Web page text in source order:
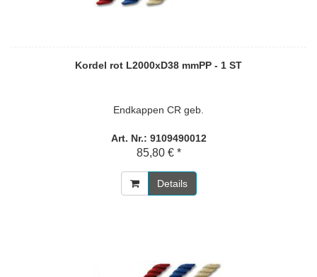
Kordel rot L2000xD38 mmPP - 1 ST
Endkappen CR geb.
Art. Nr.: 9109490012
85,80 € *
Details